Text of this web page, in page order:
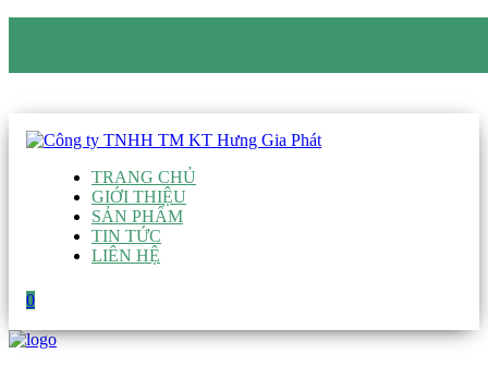
TRANG CHỦ
GIỚI THIỆU
SẢN PHẨM
TIN TỨC
LIÊN HỆ
0